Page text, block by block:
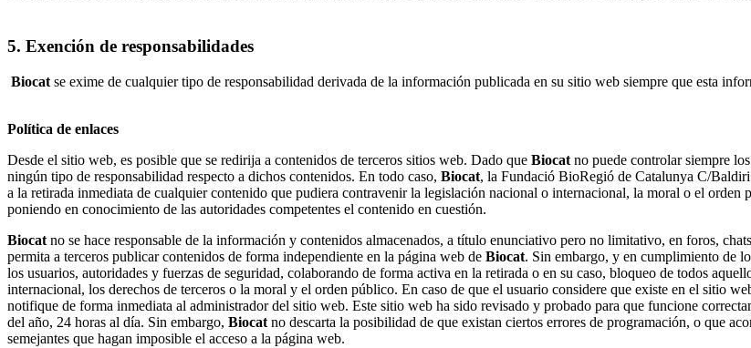
5. Exención de responsabilidades
Biocat se exime de cualquier tipo de responsabilidad derivada de la información publicada en su sitio web siempre que esta
Política de enlaces
Desde el sitio web, es posible que se redirija a contenidos de terceros sitios web. Dado que Biocat no puede controlar siempre
ningún tipo de responsabilidad respecto a dichos contenidos. En todo caso, Biocat, la Fundació BioRegió de Catalunya C/
a la retirada inmediata de cualquier contenido que pudiera contravenir la legislación nacional o internacional, la moral o el
poniendo en conocimiento de las autoridades competentes el contenido en cuestión.
Biocat no se hace responsable de la información y contenidos almacenados, a título enunciativo pero no limitativo, en foros,
permita a terceros publicar contenidos de forma independiente en la página web de Biocat. Sin embargo, y en cumplimiento de
los usuarios, autoridades y fuerzas de seguridad, colaborando de forma activa en la retirada o en su caso, bloqueo de todos
internacional, los derechos de terceros o la moral y el orden público. En caso de que el usuario considere que existe en el sitio
notifique de forma inmediata al administrador del sitio web. Este sitio web ha sido revisado y probado para que funcione
del año, 24 horas al día. Sin embargo, Biocat no descarta la posibilidad de que existan ciertos errores de programación, o que
semejantes que hagan imposible el acceso a la página web.